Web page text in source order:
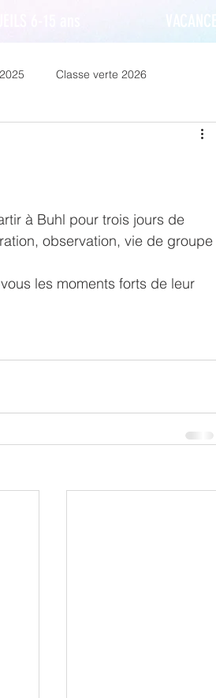
Classe verte 2026
à Buhl pour trois jours de
observation, vie de groupe
les moments forts de leur